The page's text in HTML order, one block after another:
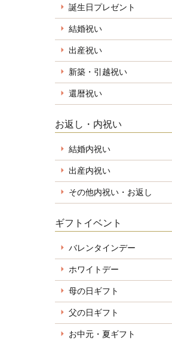
誕生日プレゼント
結婚祝い
出産祝い
新築・引越祝い
還暦祝い
お返し・内祝い
結婚内祝い
出産内祝い
その他内祝い・お返し
ギフトイベント
バレンタインデー
ホワイトデー
母の日ギフト
父の日ギフト
お中元・夏ギフト